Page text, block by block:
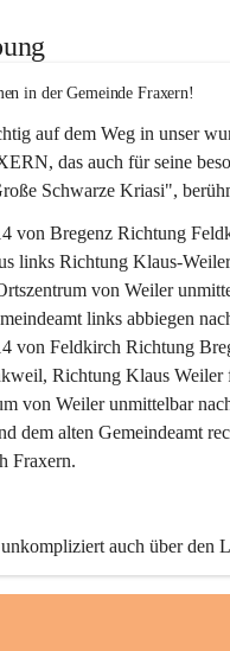
in der Gemeinde Fraxern!
auf dem Weg in unser
das auch für seine
Schwarze Kriasi",
von Bregenz Richtung
links Richtung Klaus-
von Weiler
links abbiegen
von Feldkirch Richtung
Richtung Klaus Weiler
von Weiler unmittelbar
dem alten Gemeindeamt
Fraxern.
auch über den
zu